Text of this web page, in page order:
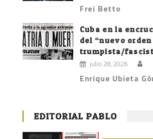
Frei Betto
Cuba en la
del “nuevo orden
trumpista/
julio 28, 2026
Enrique Ubieta
EDITORIAL PABLO